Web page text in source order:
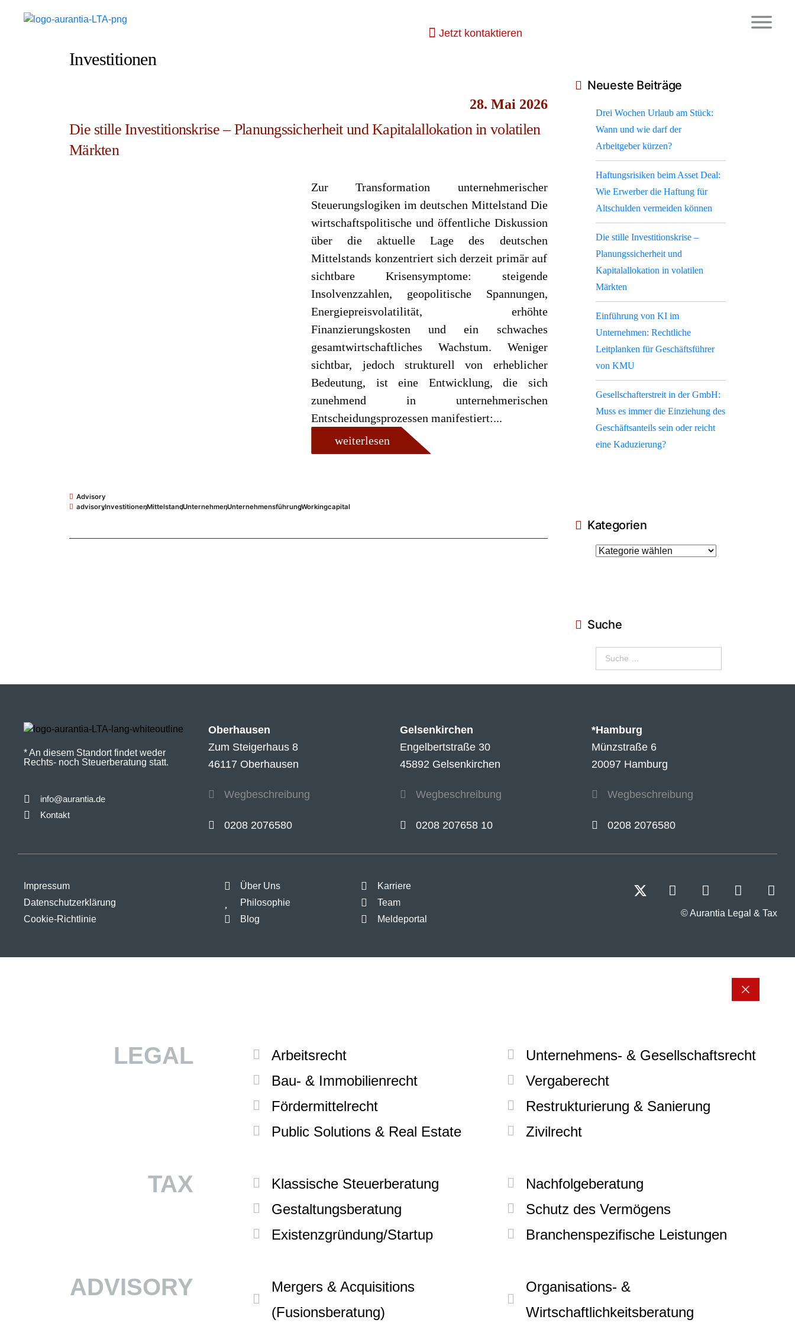
Jetzt kontaktieren
Investitionen
28. Mai 2026
Die stille Investitionskrise – Planungssicherheit und Kapitalallokation in volatilen
Märkten
Zur Transformation unternehmerischer
Steuerungslogiken im deutschen Mittelstand Die
wirtschaftspolitische und öffentliche Diskussion
über die aktuelle Lage des deutschen
Mittelstands konzentriert sich derzeit primär auf
sichtbare Krisensymptome: steigende
Insolvenzzahlen, geopolitische Spannungen,
Energiepreisvolatilität, erhöhte
Finanzierungskosten und ein schwaches
gesamtwirtschaftliches Wachstum. Weniger
sichtbar, jedoch strukturell von erheblicher
Bedeutung, ist eine Entwicklung, die sich
zunehmend in unternehmerischen
Entscheidungsprozessen manifestiert:...
weiterlesen
Advisory
advisory
,Investitionen
,Mittelstand
,Unternehmen
,Unternehmensführung
,Workingcapital
Neueste Beiträge
Drei Wochen Urlaub am Stück:
Wann und wie darf der
Arbeitgeber kürzen?
Haftungsrisiken beim Asset Deal:
Wie Erwerber die Haftung für
Altschulden vermeiden können
Die stille Investitionskrise –
Planungssicherheit und
Kapitalallokation in volatilen
Märkten
Einführung von KI im
Unternehmen: Rechtliche
Leitplanken für Geschäftsführer
von KMU
Gesellschafterstreit in der GmbH:
Muss es immer die Einziehung des
Geschäftsanteils sein oder reicht
eine Kaduzierung?
Kategorien
Suche
* An diesem Standort findet weder
Rechts- noch Steuerberatung statt.
info@aurantia.de
Kontakt
Oberhausen
Zum Steigerhaus 8
46117 Oberhausen
Wegbeschreibung
0208 2076580
Gelsenkirchen
Engelbertstraße 30
45892 Gelsenkirchen
Wegbeschreibung
0208 207658 10
*Hamburg
Münzstraße 6
20097 Hamburg
Wegbeschreibung
0208 2076580
Impressum
Datenschutzerklärung
Cookie-Richtlinie
Über Uns
Philosophie
Blog
Karriere
Team
Meldeportal
© Aurantia Legal & Tax
LEGAL
Arbeitsrecht
Bau- & Immobilienrecht
Fördermittelrecht
Public Solutions & Real Estate
Unternehmens- & Gesellschaftsrecht
Vergaberecht
Restrukturierung & Sanierung
Zivilrecht
TAX
Klassische Steuerberatung
Gestaltungsberatung
Existenzgründung/Startup
Nachfolgeberatung
Schutz des Vermögens
Branchenspezifische Leistungen
ADVISORY
Mergers & Acquisitions
(Fusionsberatung)
Organisations- &
Wirtschaftlichkeitsberatung